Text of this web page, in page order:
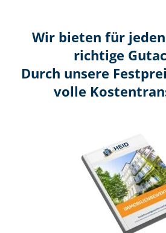
Wir bieten für jeden
richtige
Durch unsere
volle